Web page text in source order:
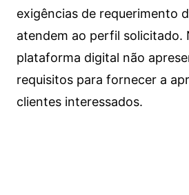
exigências de requerimento
atendem ao perfil solicitado.
plataforma digital não
requisitos para fornecer a
clientes interessados.